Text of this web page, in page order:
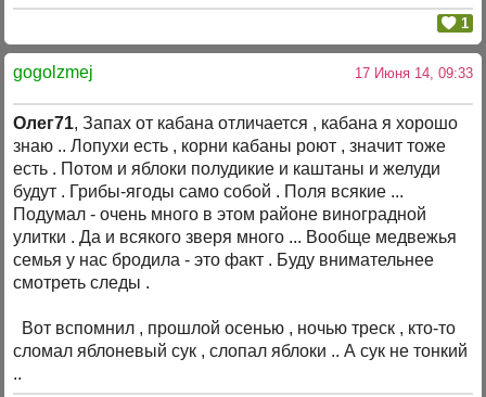
1
gogolzmej 17 Июня 14, 09:33
Олег71, Запах от кабана отличается , кабана я хорошо
знаю .. Лопухи есть , корни кабаны роют , значит тоже
есть . Потом и яблоки полудикие и каштаны и желуди
будут . Грибы-ягоды само собой . Поля всякие ...
Подумал - очень много в этом районе виноградной
улитки . Да и всякого зверя много ... Вообще медвежья
семья у нас бродила - это факт . Буду внимательнее
смотреть следы .
Вот вспомнил , прошлой осенью , ночью треск , кто-то
сломал яблоневый сук , слопал яблоки .. А сук не тонкий
..